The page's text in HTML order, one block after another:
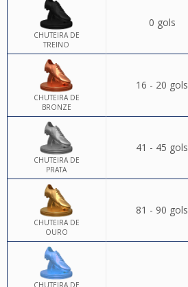
CHUTEIRA DE
TREINO
0 gols
CHUTEIRA DE
BRONZE
16 - 20 gols
CHUTEIRA DE
PRATA
41 - 45 gols
CHUTEIRA DE
OURO
81 - 90 gols
CHUTEIRA DE